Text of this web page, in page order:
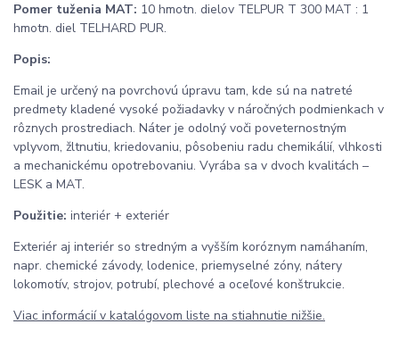
Pomer tuženia MAT: 10 hmotn. dielov TELPUR T 300 MAT : 1
hmotn. diel TELHARD PUR.
Popis:
Email je určený na povrchovú úpravu tam, kde sú na natreté
predmety kladené vysoké požiadavky v náročných podmienkach v
rôznych prostrediach. Náter je odolný voči poveternostným
vplyvom, žltnutiu, kriedovaniu, pôsobeniu radu chemikálií, vlhkosti
a mechanickému opotrebovaniu. Vyrába sa v dvoch kvalitách –
LESK a MAT.
Použitie: interiér + exteriér
Exteriér aj interiér so stredným a vyšším koróznym namáhaním,
napr. chemické závody, lodenice, priemyselné zóny, nátery
lokomotív, strojov, potrubí, plechové a oceľové konštrukcie.
Viac informácií v katalógovom liste na stiahnutie nižšie.